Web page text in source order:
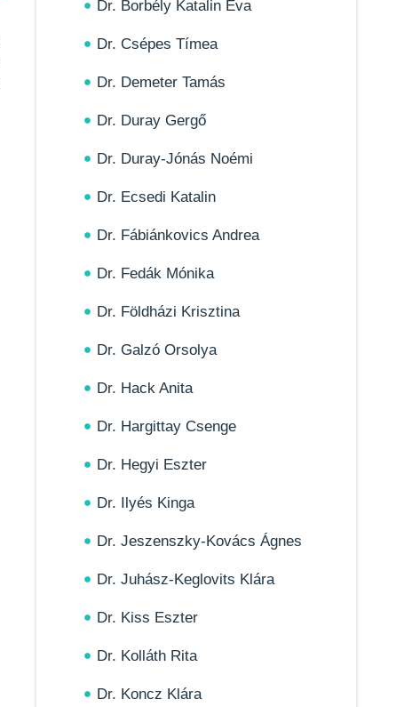
Dr. Borbély Katalin Éva
Dr. Csépes Tímea
Dr. Demeter Tamás
Dr. Duray Gergő
Dr. Duray-Jónás Noémi
Dr. Ecsedi Katalin
Dr. Fábiánkovics Andrea
Dr. Fedák Mónika
Dr. Földházi Krisztina
Dr. Galzó Orsolya
Dr. Hack Anita
Dr. Hargittay Csenge
Dr. Hegyi Eszter
Dr. Ilyés Kinga
Dr. Jeszenszky-Kovács Ágnes
Dr. Juhász-Keglovits Klára
Dr. Kiss Eszter
Dr. Kolláth Rita
Dr. Koncz Klára